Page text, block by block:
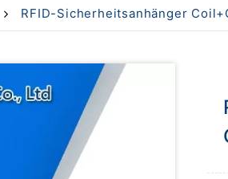
RFID-Sicherheitsanhänger